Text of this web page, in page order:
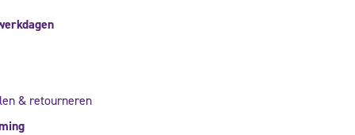
& retourneren